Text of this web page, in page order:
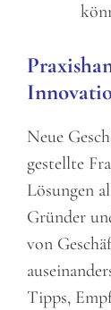
Neue
gestellte
Lösungen
Gründer
von
Tipps,